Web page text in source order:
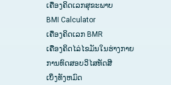
ເຄື່ອງຄິດເລກສຸຂະພາບ
BMI Calculator
ເຄື່ອງຄິດເລກ BMR
ເຄື່ອງຄິດໄລ່ໄຂມັນໃນຮ່າງກາຍ
ການທົດສອບວິໄສທັດສີ
ເບິ່ງ​ທັງ​ຫມົດ